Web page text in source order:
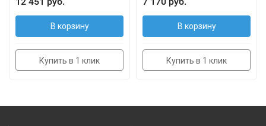
В корзину
Купить в 1 клик
В корзину
Купить в 1 клик